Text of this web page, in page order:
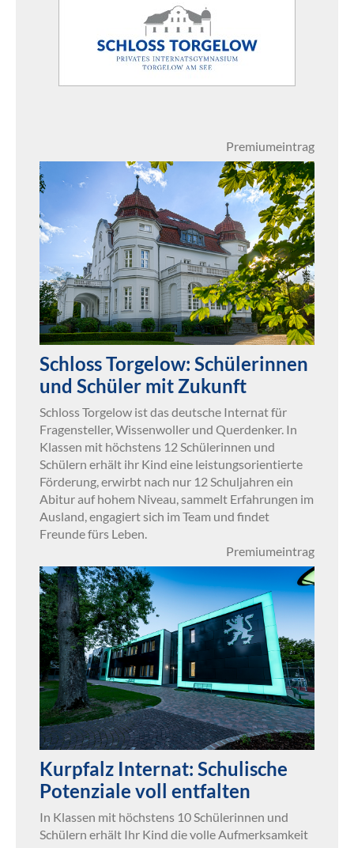
Premiumeintrag
Schloss Torgelow: Schülerinnen
und Schüler mit Zukunft
Schloss Torgelow ist das deutsche Internat für
Fragensteller, Wissenwoller und Querdenker. In
Klassen mit höchstens 12 Schülerinnen und
Schülern erhält ihr Kind eine leistungsorientierte
Förderung, erwirbt nach nur 12 Schuljahren ein
Abitur auf hohem Niveau, sammelt Erfahrungen im
Ausland, engagiert sich im Team und findet
Freunde fürs Leben.
Premiumeintrag
Kurpfalz Internat: Schulische
Potenziale voll entfalten
In Klassen mit höchstens 10 Schülerinnen und
Schülern erhält Ihr Kind die volle Aufmerksamkeit